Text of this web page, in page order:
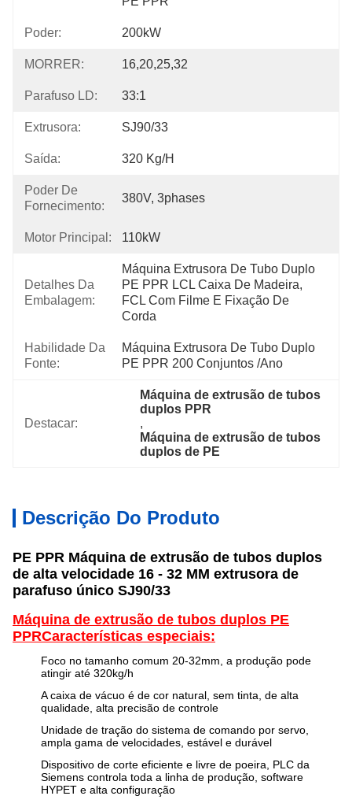
Poder: 200kW
MORRER: 16,20,25,32
Parafuso LD: 33:1
Extrusora: SJ90/33
Saída: 320 Kg/h
Poder De
Fornecimento:
380V, 3phases
Motor Principal: 110kW
Detalhes Da
Embalagem:
Máquina Extrusora De Tubo Duplo
PE PPR LCL Caixa De Madeira,
FCL Com Filme E Fixação De
Corda
Habilidade Da
Fonte:
Máquina Extrusora De Tubo Duplo
PE PPR 200 Conjuntos /ano
Destacar:
Máquina de extrusão de tubos
duplos PPR
,
Máquina de extrusão de tubos
duplos de PE
Descrição Do Produto
PE PPR Máquina de extrusão de tubos duplos
de alta velocidade 16 - 32 MM extrusora de
parafuso único SJ90/33
Máquina de extrusão de tubos duplos PE
PPRCaracterísticas especiais:
Foco no tamanho comum 20-32mm, a produção pode
atingir até 320kg/h
A caixa de vácuo é de cor natural, sem tinta, de alta
qualidade, alta precisão de controle
Unidade de tração do sistema de comando por servo,
ampla gama de velocidades, estável e durável
Dispositivo de corte eficiente e livre de poeira, PLC da
Siemens controla toda a linha de produção, software
HYPET e alta configuração